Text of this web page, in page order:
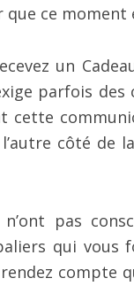
que ce
un
parfois
cette
côté de
pas
qui vous
compte